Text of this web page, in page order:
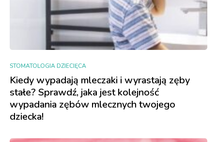
STOMATOLOGIA DZIECIĘCA
Kiedy wypadają mleczaki i wyrastają zęby
stałe? Sprawdź, jaka jest kolejność
wypadania zębów mlecznych twojego
dziecka!